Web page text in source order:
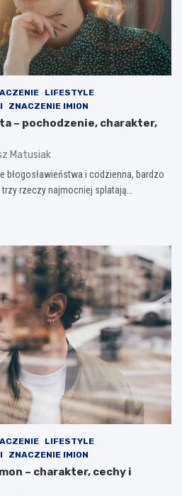
LIFESTYLE
ZNACZENIE IMION
– pochodzenie, charakter,
Matusiak
błogosławieństwa i codzienna, bardzo
rzeczy najmocniej splatają…
LIFESTYLE
ZNACZENIE IMION
– charakter, cechy i